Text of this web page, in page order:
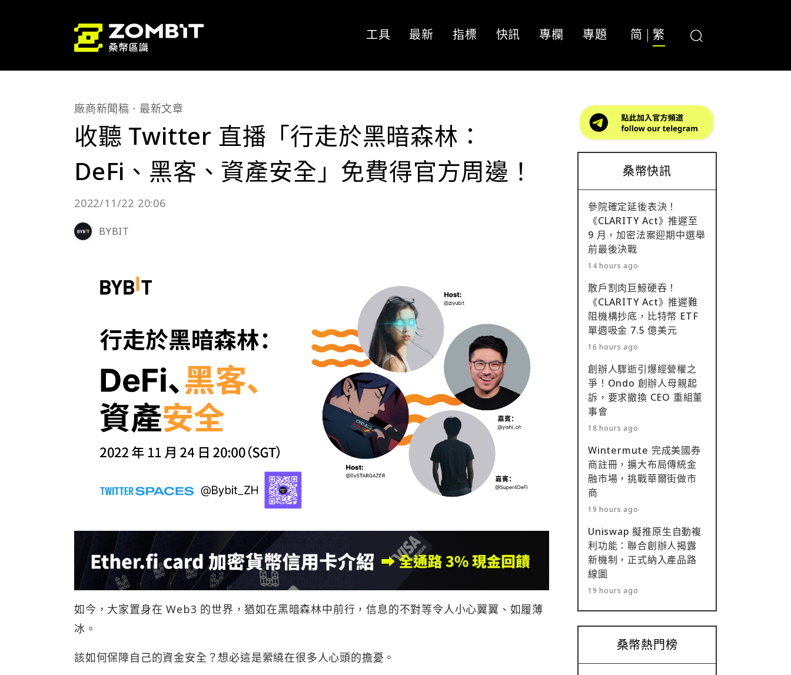
工具 最新 指標 快訊 專欄 專題 简 繁
廠商新聞稿 最新文章
收聽 Twitter 直播「行走於黑暗森林：
DeFi、黑客、資產安全」免費得官方周邊！
2022/11/22 20:06
BYBIT
如今，大家置身在 Web3 的世界，猶如在黑暗森林中前行，信息的不對等令人小心翼翼、如履薄
冰。​
該如何保障自己的資金安全？想必這是縈繞在很多人心頭的擔憂。
桑幣快訊
參院確定延後表決！
《CLARITY Act》推遲至
9 月，加密法案迎期中選舉
前最後決戰
14 hours ago
散戶割肉巨鯨硬吞！
《CLARITY Act》推遲難
阻機構抄底，比特幣 ETF
單週吸金 7.5 億美元
16 hours ago
創辦人驟逝引爆經營權之
爭！Ondo 創辦人母親起
訴，要求撤換 CEO 重組董
事會
18 hours ago
Wintermute 完成美國券
商註冊，擴大布局傳統金
融市場，挑戰華爾街做市
商
19 hours ago
Uniswap 擬推原生自動複
利功能：聯合創辦人揭露
新機制，正式納入產品路
線圖
19 hours ago
桑幣熱門榜